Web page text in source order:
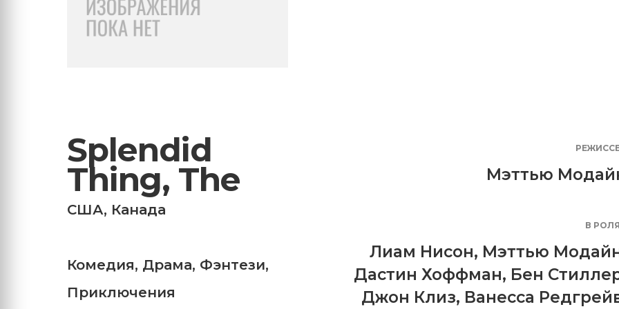
Splendid
Thing, The
США, Канада
Комедия, Драма, Фэнтези,
Приключения
Мэттью
В
Лиам Нисон, Мэттью
Дастин Хоффман, Бен
Джон Клиз, Ванесса